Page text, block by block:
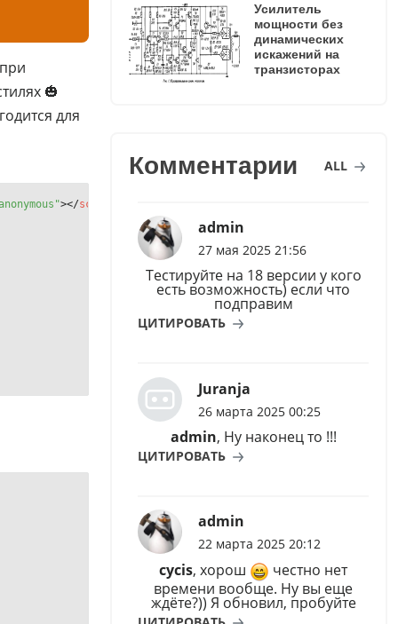
🎃
для
></script
Усилитель
мощности без
динамических
искажений на
транзисторах
Комментарии ALL
admin
27 мая 2025 21:56
Тестируйте на 18 версии у кого
есть возможность) если что
подправим
ЦИТИРОВАТЬ
Juranja
26 марта 2025 00:25
admin, Ну наконец то !!!
ЦИТИРОВАТЬ
admin
22 марта 2025 20:12
cycis, хорош
честно нет
времени вообще. Ну вы еще
ждёте?)) Я обновил, пробуйте